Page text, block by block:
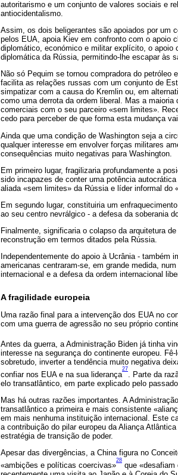
autoritarismo e um conjunto de valores sociais e
antiocidentalismo.
Assim, os dois beligerantes são apoiados por um
pelos EUA, apoia Kiev em confronto com o apoio
diplomático, económico e militar explícito, o apoio
diplomática da Rússia, permitindo-lhe escapar às
Não só Pequim se tornou compradora do
facilita as relações russas com um conjunto de
simpatizar com a causa do Kremlin ou, em
como uma derrota da ordem liberal. Mas a
comerciais com o seu parceiro «sem limites».
cedo para perceber de que forma esta mudança
Ainda que uma condição de Washington seja a
qualquer interesse em envolver forças militares
consequências muito negativas para Washington.
Em primeiro lugar, fragilizaria profundamente a
sido incapazes de conter uma potência
aliada «sem limites» da Rússia e líder informal do
Em segundo lugar, constituiria um
ao seu centro nevrálgico - a defesa da soberania
Finalmente, significaria o colapso da arquitetura
reconstrução em termos ditados pela Rússia.
Independentemente do apoio à Ucrânia -
americanas centraram-se, em grande medida,
internacional e a defesa da ordem internacional
A fragilidade europeia
Uma razão final para a intervenção dos EUA no
com uma guerra de agressão no seu próprio
Antes da guerra, a Administração Biden já tinha
interesse na segurança do continente europeu.
sobretudo, inverter a tendência muito negativa
confiar nos EUA e na sua liderança
27
. Parte da
elo transatlântico, em parte explicado pelo
Mas há outras razões importantes. A
transatlântico a primeira e mais consistente
em mais nenhuma instituição internacional. Este
a contribuição do pilar europeu da Aliança
estratégia de transição de poder.
Apesar das divergências, a China figura no
«ambições e políticas coercivas»
28
que